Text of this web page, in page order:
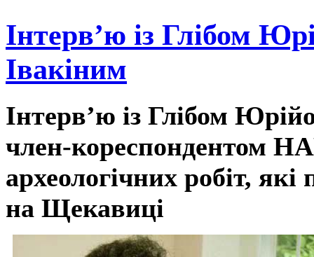
Інтерв’ю із Глібом
Івакіним
Інтерв’ю із Глібом
член-кореспондентом
археологічних робіт,
на Щекавиці